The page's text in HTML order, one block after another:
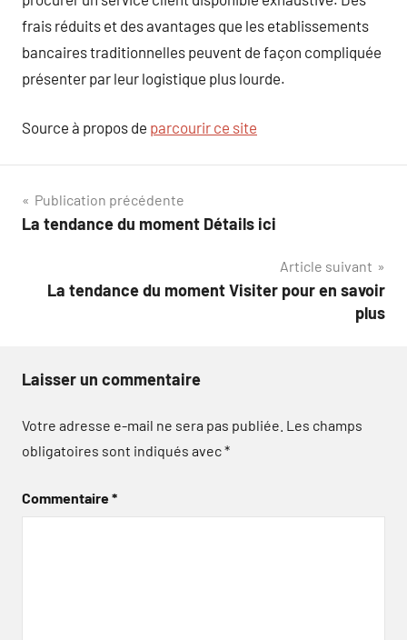
frais réduits et des avantages que les etablissements
bancaires traditionnelles peuvent de façon compliquée
présenter par leur logistique plus lourde.
Source à propos de parcourir ce site
Navigation
de
Publication précédente
La tendance du moment Détails ici
Article suivant
La tendance du moment Visiter pour en savoir
plus
Laisser un commentaire
Votre adresse e-mail ne sera pas publiée. Les champs
obligatoires sont indiqués avec*
Commentaire*